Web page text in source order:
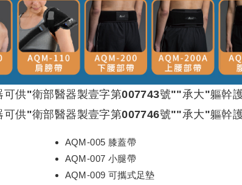
供"衛部醫器製壹字第007743號""承大"軀幹
供"衛部醫器製壹字第007746號""承大"軀幹
AQM-005 膝蓋帶
AQM-007 小腿帶
AQM-009 可攜式足墊